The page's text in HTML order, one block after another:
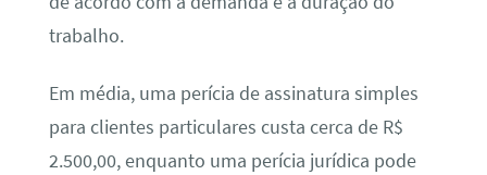
trabalho.
Em média, uma perícia de assinatura simples
para clientes particulares custa cerca de R$
2.500,00, enquanto uma perícia jurídica pode